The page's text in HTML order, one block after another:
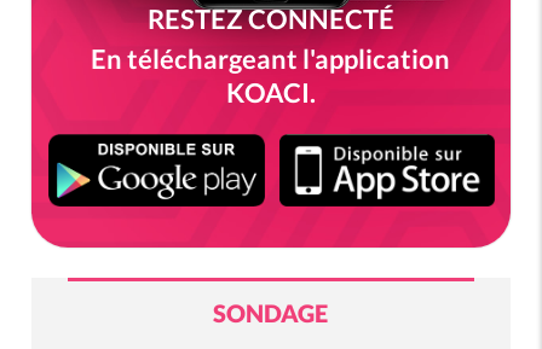
RESTEZ CONNECTÉ
En téléchargeant l'application
KOACI.
SONDAGE